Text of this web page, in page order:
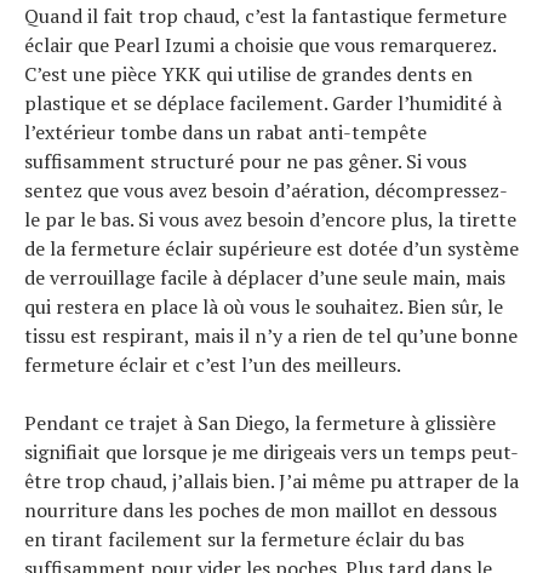
Quand il fait trop chaud, c’est la fantastique fermeture
éclair que Pearl Izumi a choisie que vous remarquerez.
C’est une pièce YKK qui utilise de grandes dents en
plastique et se déplace facilement. Garder l’humidité à
l’extérieur tombe dans un rabat anti-tempête
suffisamment structuré pour ne pas gêner. Si vous
sentez que vous avez besoin d’aération, décompressez-
le par le bas. Si vous avez besoin d’encore plus, la tirette
de la fermeture éclair supérieure est dotée d’un système
de verrouillage facile à déplacer d’une seule main, mais
qui restera en place là où vous le souhaitez. Bien sûr, le
tissu est respirant, mais il n’y a rien de tel qu’une bonne
fermeture éclair et c’est l’un des meilleurs.
Pendant ce trajet à San Diego, la fermeture à glissière
signifiait que lorsque je me dirigeais vers un temps peut-
être trop chaud, j’allais bien. J’ai même pu attraper de la
nourriture dans les poches de mon maillot en dessous
en tirant facilement sur la fermeture éclair du bas